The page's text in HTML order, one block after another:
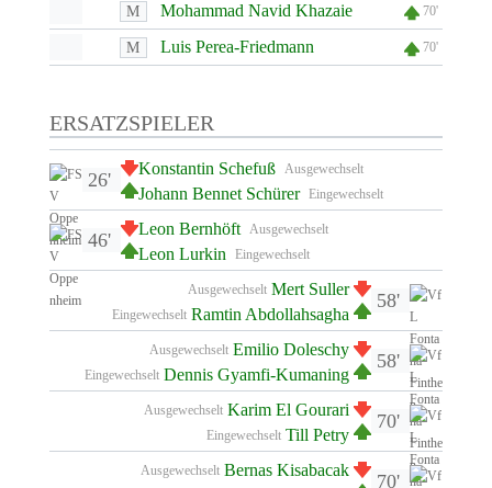
M Mohammad Navid Khazaie 70'
M Luis Perea-Friedmann 70'
ERSATZSPIELER
Ausgewechselt
Konstantin Schefuß
Eingewechselt
Johann Bennet Schürer
26'
Ausgewechselt
Leon Bernhöft
Eingewechselt
Leon Lurkin
46'
58'
Ausgewechselt Mert Suller
Eingewechselt Ramtin Abdollahsagha
58'
Ausgewechselt Emilio Doleschy
Eingewechselt Dennis Gyamfi-Kumaning
70'
Ausgewechselt Karim El Gourari
Eingewechselt Till Petry
70'
Ausgewechselt Bernas Kisabacak